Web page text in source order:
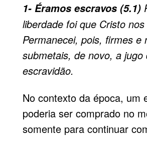
1- Éramos escravos (5.1)
liberdade foi que Cristo
Permanecei, pois, firmes e
submetais, de novo, a jugo
escravidão.
No contexto da época, um
poderia ser comprado no
somente para continuar